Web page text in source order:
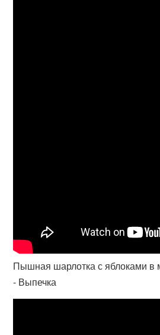
Пышная шарлотка с яблоками в
- Выпечка